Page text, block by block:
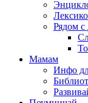
Рядом
Мамам
Инфо